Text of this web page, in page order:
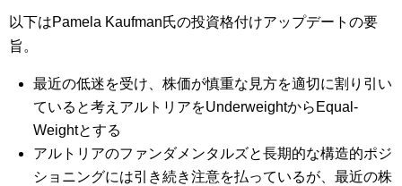
以下はPamela Kaufman氏の投資格付けアップデートの要
旨。
最近の低迷を受け、株価が慎重な見方を適切に割り引い
ていると考えアルトリアをUnderweightからEqual-
Weightとする
アルトリアのファンダメンタルズと長期的な構造的ポジ
ショニングには引き続き注意を払っているが、最近の株